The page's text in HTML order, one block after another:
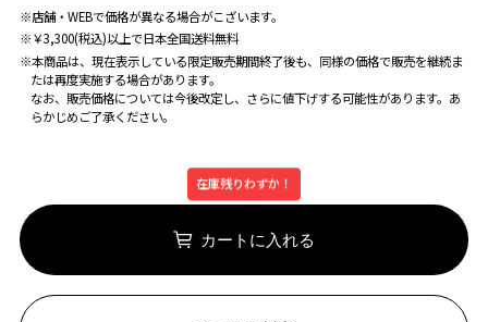
※店舗・WEBで価格が異なる場合がこざいます。
※￥3,300(税込)以上で日本全国送料無料
※本商品は、現在表示している限定販売期間終了後も、同様の価格で販売を継続ま
たは再度実施する場合があります。
なお、販売価格については今後改定し、さらに値下げする可能性があります。あ
らかじめご了承ください。
在庫残りわずか！
カートに入れる